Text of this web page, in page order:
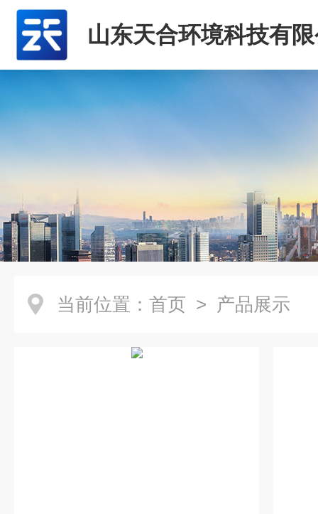
山东天合环境科技有
当前位置： 首页 > 产品展示